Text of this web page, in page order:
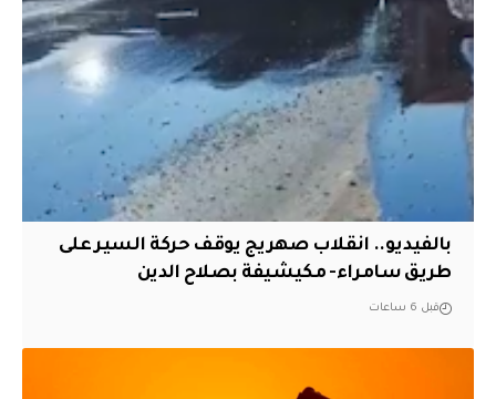
بالفيديو.. انقلاب صهريج يوقف حركة السير على
طريق سامراء- مكيشيفة بصلاح الدين
قبل 6 ساعات